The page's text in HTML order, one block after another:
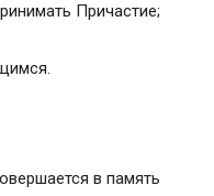
Причастие;
в память